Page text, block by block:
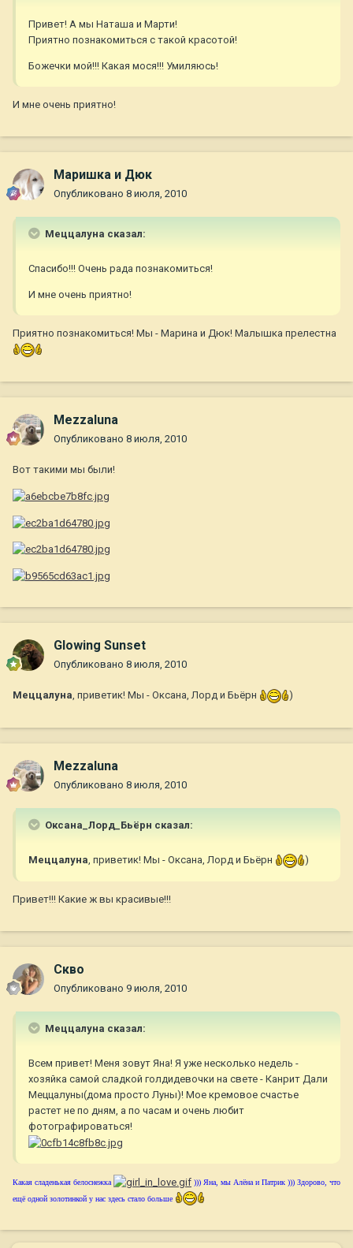
Привет! А мы Наташа и Марти!
Приятно познакомиться с такой красотой!
Божечки мой!!! Какая мося!!! Умиляюсь!
И мне очень приятно!
Маришка и Дюк
Опубликовано 8 июля, 2010
Меццалуна сказал:
Спасибо!!! Очень рада познакомиться!
И мне очень приятно!
Приятно познакомиться! Мы - Марина и Дюк! Малышка прелестна
Mezzaluna
Опубликовано 8 июля, 2010
Вот такими мы были!
Glowing Sunset
Опубликовано 8 июля, 2010
Меццалуна, приветик! Мы - Оксана, Лорд и Бьёрн )
Mezzaluna
Опубликовано 8 июля, 2010
Оксана_Лорд_Бьёрн сказал:
Меццалуна, приветик! Мы - Оксана, Лорд и Бьёрн )
Привет!!! Какие ж вы красивые!!!
Скво
Опубликовано 9 июля, 2010
Меццалуна сказал:
Всем привет! Меня зовут Яна! Я уже несколько недель -
хозяйка самой сладкой голдидевочки на свете - Канрит Дали
Меццалуны(дома просто Луны)! Мое кремовое счастье
растет не по дням, а по часам и очень любит
фотографироваться!
Какая сладенькая белоснежка
))) Яна, мы Алёна и Патрик ))) Здорово, что
ещё одной золотинкой у нас здесь стало больше